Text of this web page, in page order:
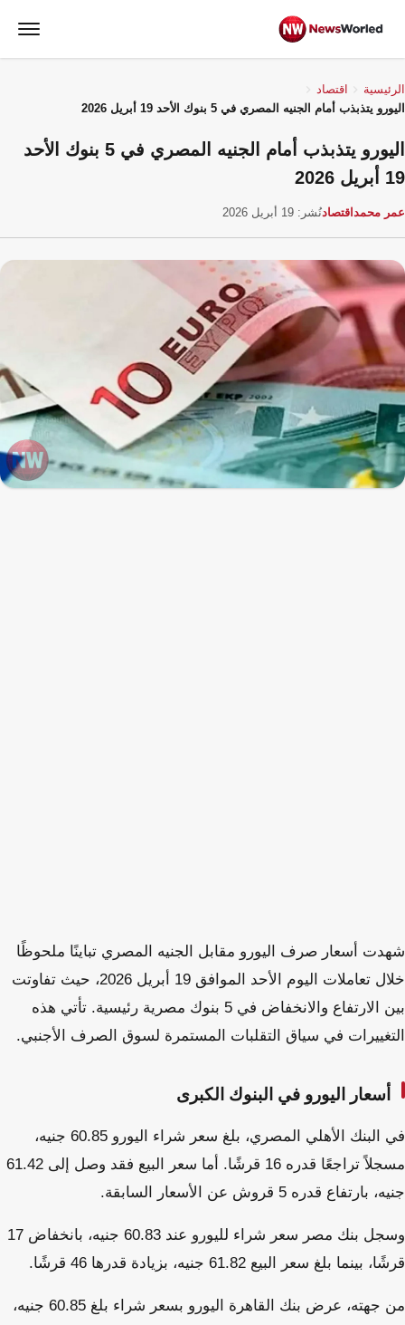
الرئيسية
اقتصاد
اليورو يتذبذب أمام الجنيه المصري في 5 بنوك الأحد 19 أبريل 2026
اليورو يتذبذب أمام الجنيه المصري في 5 بنوك الأحد
19 أبريل 2026
عمر محمد اقتصادنُشر: 19 أبريل 2026
شهدت أسعار صرف اليورو مقابل الجنيه المصري تباينًا ملحوظًا
خلال تعاملات اليوم الأحد الموافق 19 أبريل 2026، حيث تفاوتت
بين الارتفاع والانخفاض في 5 بنوك مصرية رئيسية. تأتي هذه
التغييرات في سياق التقلبات المستمرة لسوق الصرف الأجنبي.
أسعار اليورو في البنوك الكبرى
في البنك الأهلي المصري، بلغ سعر شراء اليورو 60.85 جنيه،
مسجلاً تراجعًا قدره 16 قرشًا. أما سعر البيع فقد وصل إلى 61.42
جنيه، بارتفاع قدره 5 قروش عن الأسعار السابقة.
وسجل بنك مصر سعر شراء لليورو عند 60.83 جنيه، بانخفاض 17
قرشًا، بينما بلغ سعر البيع 61.82 جنيه، بزيادة قدرها 46 قرشًا.
من جهته، عرض بنك القاهرة اليورو بسعر شراء بلغ 60.85 جنيه،